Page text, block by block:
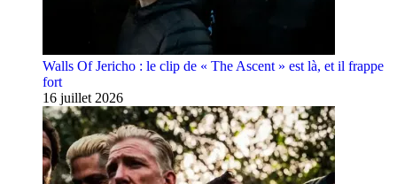
Walls Of Jericho : le clip de « The Ascent » est là, et il frappe
fort
16 juillet 2026